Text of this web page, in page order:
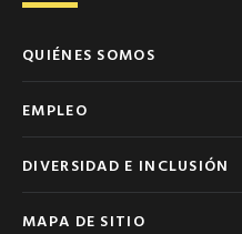
QUIÉNES SOMOS
EMPLEO
DIVERSIDAD E INCLUSIÓN
MAPA DE SITIO